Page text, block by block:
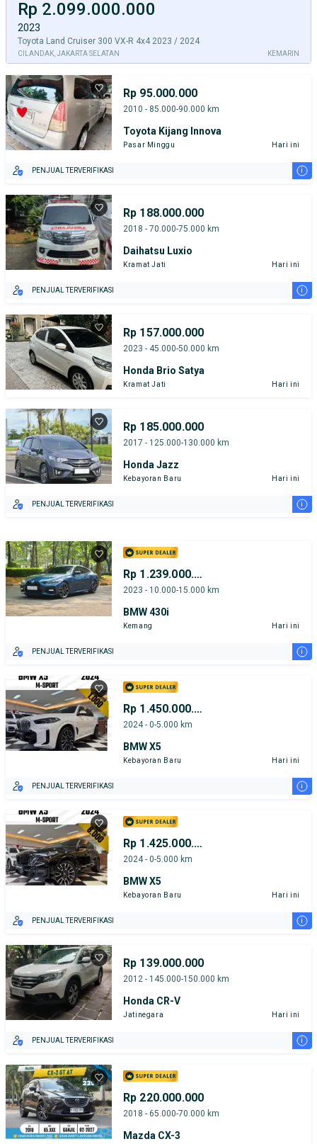
Rp 2.099.000.000
2023
Toyota Land Cruiser 300 VX-R 4x4 2023 / 2024
CILANDAK, JAKARTA SELATAN KEMARIN
Rp 95.000.000
2010 - 85.000-90.000 km
Toyota Kijang Innova
Pasar Minggu Hari ini
PENJUAL TERVERIFIKASI i
Rp 188.000.000
2018 - 70.000-75.000 km
Daihatsu Luxio
Kramat Jati Hari ini
PENJUAL TERVERIFIKASI i
Rp 157.000.000
2023 - 45.000-50.000 km
Honda Brio Satya
Kramat Jati Hari ini
Rp 185.000.000
2017 - 125.000-130.000 km
Honda Jazz
Kebayoran Baru Hari ini
PENJUAL TERVERIFIKASI i
Rp 1.239.000.000
2023 - 10.000-15.000 km
BMW 430i
Kemang Hari ini
PENJUAL TERVERIFIKASI i
Rp 1.450.000.000
2024 - 0-5.000 km
BMW X5
Kebayoran Baru Hari ini
PENJUAL TERVERIFIKASI i
Rp 1.425.000.000
2024 - 0-5.000 km
BMW X5
Kebayoran Baru Hari ini
PENJUAL TERVERIFIKASI i
Rp 139.000.000
2012 - 145.000-150.000 km
Honda CR-V
Jatinegara Hari ini
PENJUAL TERVERIFIKASI i
Rp 220.000.000
2018 - 65.000-70.000 km
Mazda CX-3